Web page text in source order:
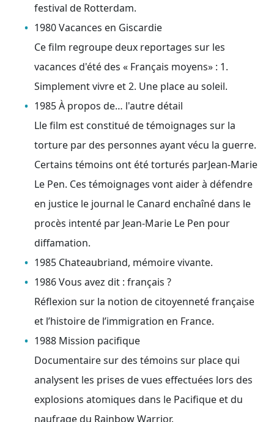
festival de Rotterdam.
1980 Vacances en Giscardie
Ce film regroupe deux reportages sur les
vacances d'été des « Français moyens» : 1.
Simplement vivre et 2. Une place au soleil.
1985 À propos de… l'autre détail
Lle film est constitué de témoignages sur la
torture par des personnes ayant vécu la guerre.
Certains témoins ont été torturés parJean-Marie
Le Pen. Ces témoignages vont aider à défendre
en justice le journal le Canard enchaîné dans le
procès intenté par Jean-Marie Le Pen pour
diffamation.
1985 Chateaubriand, mémoire vivante.
1986 Vous avez dit : français ?
Réflexion sur la notion de citoyenneté française
et l’histoire de l’immigration en France.
1988 Mission pacifique
Documentaire sur des témoins sur place qui
analysent les prises de vues effectuées lors des
explosions atomiques dans le Pacifique et du
naufrage du Rainbow Warrior.